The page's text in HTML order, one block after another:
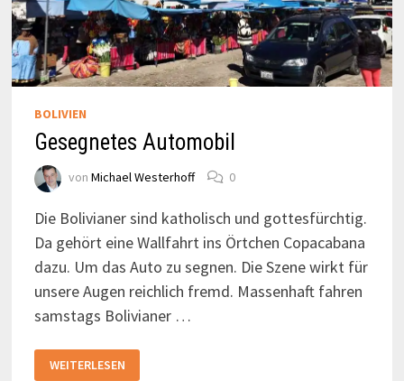
BOLIVIEN
Gesegnetes Automobil
von Michael Westerhoff 0
Die Bolivianer sind katholisch und gottesfürchtig.
Da gehört eine Wallfahrt ins Örtchen Copacabana
dazu. Um das Auto zu segnen. Die Szene wirkt für
unsere Augen reichlich fremd. Massenhaft fahren
samstags Bolivianer …
GESEGNETES
AUTOMOBIL
WEITERLESEN